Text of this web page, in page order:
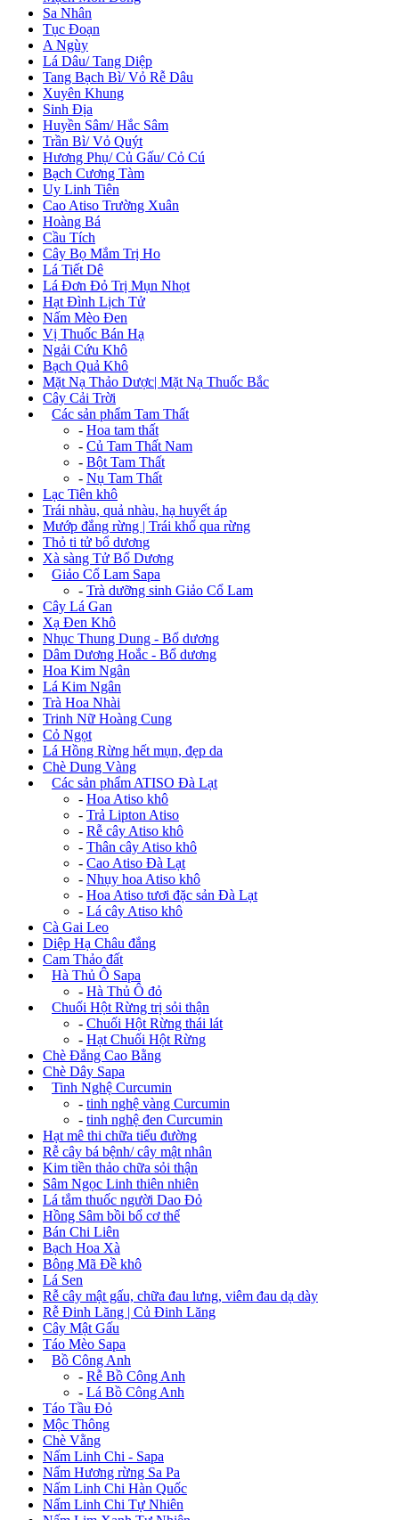
Sa Nhân
Tục Đoạn
A Ngùy
Lá Dâu/ Tang Diệp
Tang Bạch Bì/ Vỏ Rễ Dâu
Xuyên Khung
Sinh Địa
Huyền Sâm/ Hắc Sâm
Trần Bì/ Vỏ Quýt
Hương Phụ/ Củ Gấu/ Cỏ Cú
Bạch Cương Tàm
Uy Linh Tiên
Cao Atiso Trường Xuân
Hoàng Bá
Cầu Tích
Cây Bọ Mắm Trị Ho
Lá Tiết Dê
Lá Đơn Đỏ Trị Mụn Nhọt
Hạt Đình Lịch Tử
Nấm Mèo Đen
Vị Thuốc Bán Hạ
Ngải Cứu Khô
Bạch Quả Khô
Mặt Nạ Thảo Dược| Mặt Nạ Thuốc Bắc
Cây Cải Trời
Các sản phẩm Tam Thất
- Hoa tam thất
- Củ Tam Thất Nam
- Bột Tam Thất
- Nụ Tam Thất
Lạc Tiên khô
Trái nhàu, quả nhàu, hạ huyết áp
Mướp đắng rừng | Trái khổ qua rừng
Thỏ ti tử bổ dương
Xà sàng Tử Bổ Dương
Giảo Cổ Lam Sapa
- Trà dưỡng sinh Giảo Cổ Lam
Cây Lá Gan
Xạ Đen Khô
Nhục Thung Dung - Bổ dương
Dâm Dương Hoắc - Bổ dương
Hoa Kim Ngân
Lá Kim Ngân
Trà Hoa Nhài
Trinh Nữ Hoàng Cung
Cỏ Ngọt
Lá Hồng Rừng hết mụn, đẹp da
Chè Dung Vàng
Các sản phẩm ATISO Đà Lạt
- Hoa Atiso khô
- Trả Lipton Atiso
- Rễ cây Atiso khô
- Thân cây Atiso khô
- Cao Atiso Đà Lạt
- Nhụy hoa Atiso khô
- Hoa Atiso tươi đặc sản Đà Lạt
- Lá cây Atiso khô
Cà Gai Leo
Diệp Hạ Châu đắng
Cam Thảo đất
Hà Thủ Ô Sapa
- Hà Thủ Ô đỏ
Chuối Hột Rừng trị sỏi thận
- Chuối Hột Rừng thái lát
- Hạt Chuối Hột Rừng
Chè Đắng Cao Bằng
Chè Dây Sapa
Tinh Nghệ Curcumin
- tinh nghệ vàng Curcumin
- tinh nghệ đen Curcumin
Hạt mê thi chữa tiểu đường
Rễ cây bá bệnh/ cây mật nhân
Kim tiền thảo chữa sỏi thận
Sâm Ngọc Linh thiên nhiên
Lá tắm thuốc người Dao Đỏ
Hồng Sâm bồi bổ cơ thể
Bán Chi Liên
Bạch Hoa Xà
Bông Mã Đề khô
Lá Sen
Rễ cây mật gấu, chữa đau lưng, viêm đau dạ dày
Rễ Đinh Lăng | Củ Đinh Lăng
Cây Mật Gấu
Táo Mèo Sapa
Bồ Công Anh
- Rễ Bồ Công Anh
- Lá Bồ Công Anh
Táo Tầu Đỏ
Mộc Thông
Chè Vằng
Nấm Linh Chi - Sapa
Nấm Hương rừng Sa Pa
Nấm Linh Chi Hàn Quốc
Nấm Linh Chi Tự Nhiên